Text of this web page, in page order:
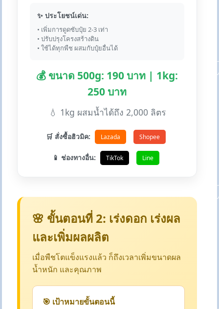
✨ ประโยชน์เด่น:
• เพิ่มการดูดซับปุ๋ย 2-3 เท่า
• ปรับปรุงโครงสร้างดิน
• ใช้ได้ทุกพืช ผสมกับปุ๋ยอื่นได้
💰 ขนาด 500g: 190 บาท | 1kg:
250 บาท
💧 1kg ผสมน้ำได้ถึง 2,000 ลิตร
🛒 สั่งซื้อฮิวมิค: Lazada Shopee
📱 ช่องทางอื่น: TikTok Line
🌸 ขั้นตอนที่ 2: เร่งดอก เร่งผล
และเพิ่มผลผลิต
เมื่อพืชโตแข็งแรงแล้ว ก็ถึงเวลาเพิ่มขนาดผล
น้ำหนัก และคุณภาพ
🎯 เป้าหมายขั้นตอนนี้